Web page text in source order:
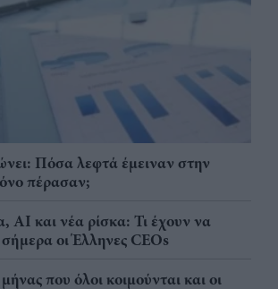
Πόσα λεφτά έμειναν στην
πέρασαν;
AI και νέα ρίσκα: Τι έχουν να
σήμερα οι Έλληνες CEOs
που όλοι κοιμούνται και οι